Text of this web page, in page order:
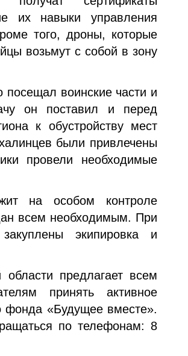
их навыки управления
того, дроны, которые
возьмут с собой в зону
воинские части и
он поставил и перед
к обустройству мест
были привлечены
провели необходимые
на особом контроле
всем необходимым. При
экипировка и
предлагает всем
принять активное
фонда «Будущее вместе».
по телефонам: 8